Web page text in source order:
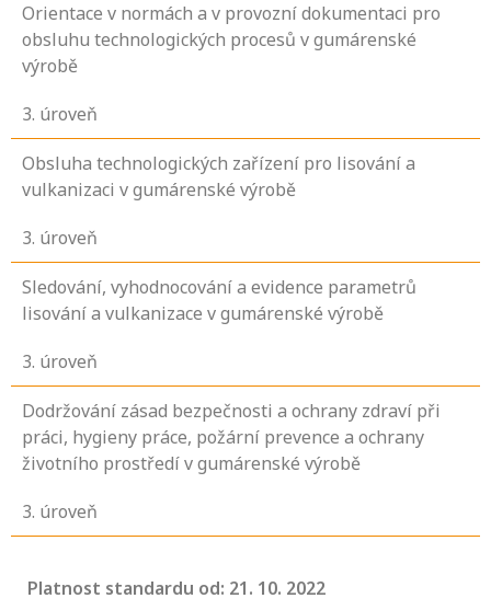
Orientace v normách a v provozní dokumentaci pro
obsluhu technologických procesů v gumárenské
výrobě
3. úroveň
Obsluha technologických zařízení pro lisování a
vulkanizaci v gumárenské výrobě
3. úroveň
Sledování, vyhodnocování a evidence parametrů
lisování a vulkanizace v gumárenské výrobě
3. úroveň
Dodržování zásad bezpečnosti a ochrany zdraví při
práci, hygieny práce, požární prevence a ochrany
životního prostředí v gumárenské výrobě
3. úroveň
Platnost standardu od: 21. 10. 2022